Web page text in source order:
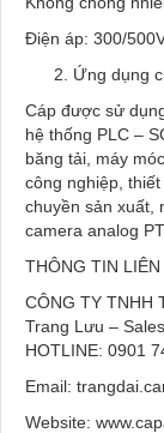
Điện áp: 300/
Ứng dụng
Cáp được sử
hệ thống PLC –
băng tải, máy
công nghiệp,
chuyền sản xuất,
camera analog
THÔNG TIN LIÊN
CÔNG TY TNHH
Trang Lưu –
HOTLINE: 0901
Email:
Website: